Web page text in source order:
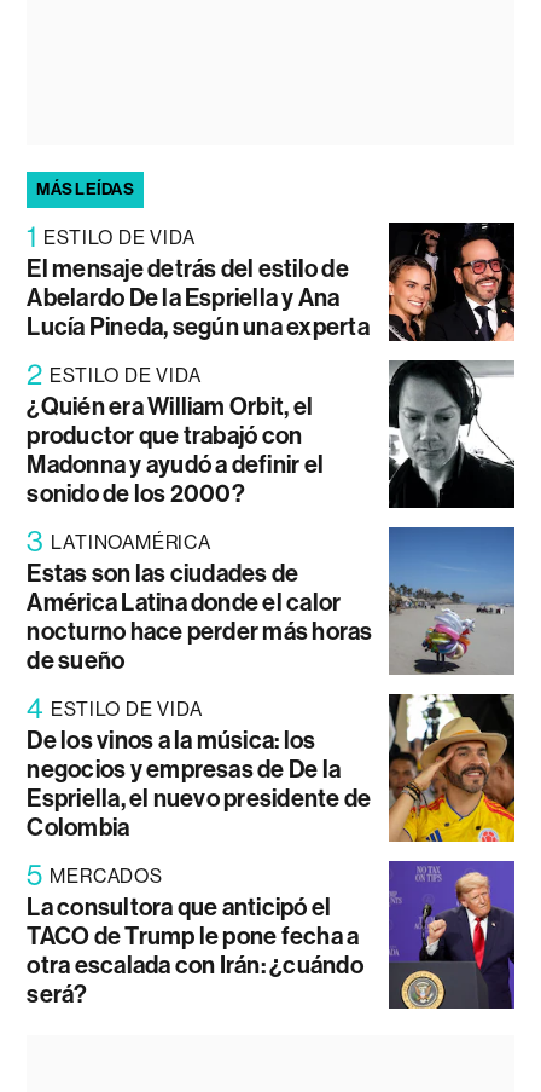
MÁS LEÍDAS
1 ESTILO DE VIDA
El mensaje detrás del estilo de
Abelardo De la Espriella y Ana
Lucía Pineda, según una experta
2 ESTILO DE VIDA
¿Quién era William Orbit, el
productor que trabajó con
Madonna y ayudó a definir el
sonido de los 2000?
3 LATINOAMÉRICA
Estas son las ciudades de
América Latina donde el calor
nocturno hace perder más horas
de sueño
4 ESTILO DE VIDA
De los vinos a la música: los
negocios y empresas de De la
Espriella, el nuevo presidente de
Colombia
5 MERCADOS
La consultora que anticipó el
TACO de Trump le pone fecha a
otra escalada con Irán: ¿cuándo
será?